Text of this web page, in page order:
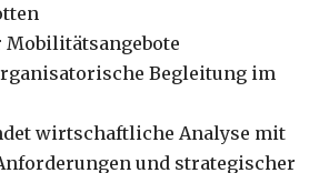
Begleitung im
wirtschaftliche Analyse mit
und strategischer